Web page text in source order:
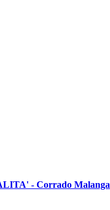
- Corrado Malanga